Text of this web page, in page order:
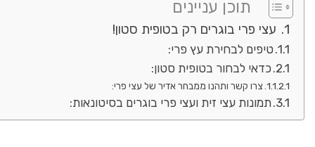
תוכן עניינים
עצי פרי בוגרים רק בטופית סטון!
טיפים לבחירת עץ פרי:
כדאי לבחור בטופית סטון:
צרו קשר ותהנו ממבחר אדיר של עצי פרי:
תמונות עצי זית ועצי פרי בוגרים בסיטונאות: